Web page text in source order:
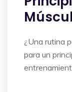
¿Una rutina
para un